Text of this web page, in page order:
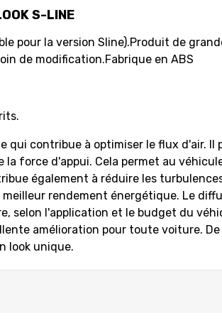
S-LINE
pour la version Sline).Produit de
de modification.Fabrique en ABS
contribue à optimiser le flux d'air. Il
force d'appui. Cela permet au
également à réduire les
rendement énergétique. Le
selon l'application et le budget du
amélioration pour toute voiture.
look unique.